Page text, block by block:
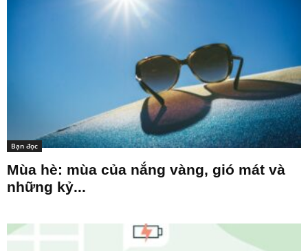
Bạn đọc
Mùa hè: mùa của nắng vàng, gió mát và
những kỷ...